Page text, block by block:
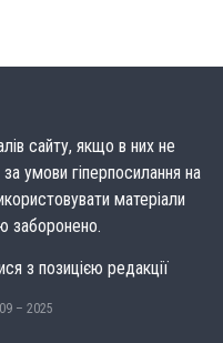
сайту, якщо в них не
умови гіперпосилання на
матеріали
заборонено.
з позицією редакції
– 2025